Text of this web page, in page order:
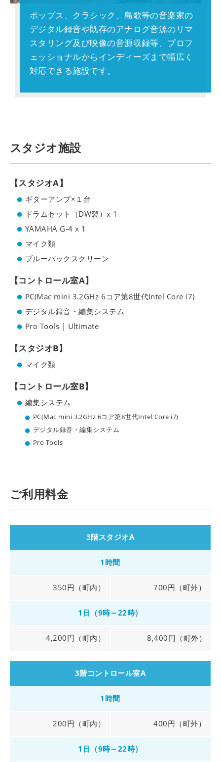
ポップス、クラシック、島歌等の音楽家の
デジタル録音や既存のアナログ音源のリマ
スタリング及び映像の音源収録等、プロフ
ェッショナルからインディーズまで幅広く
対応できる施設です。
スタジオ施設
【スタジオA】
ギターアンプ×１台
ドラムセット（DW製）x 1
YAMAHA G-4 x 1
マイク類
ブルーバックスクリーン
【コントロール室A】
PC(Mac mini 3.2GHz 6コア第8世代Intel Core i7)
デジタル録音・編集システム
Pro Tools | Ultimate
【スタジオB】
マイク類
【コントロール室B】
編集システム
PC(Mac mini 3.2GHz 6コア第8世代Intel Core i7)
デジタル録音・編集システム
Pro Tools
ご利用料金
3階スタジオA
1時間
350円（町内） 700円（町外）
1日（9時～22時）
4,200円（町内） 8,400円（町外）
3階コントロール室A
1時間
200円（町内） 400円（町外）
1日（9時～22時）